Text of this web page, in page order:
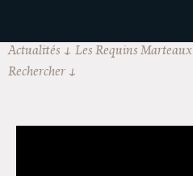
Actualités Les Requins Marteaux
Rechercher